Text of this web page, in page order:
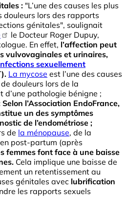
: "L’une des causes les plus
douleurs lors des rapports
génitales", soulignait
le Docteur Roger Dupuy,
En effet, l’affection peut
vulvovaginales et urinaires,
sexuellement
La mycose est l’une des causes
douleurs lors de la
d’une pathologie bénigne ;
Selon l’Association EndoFrance,
un des symptômes
de l’endométriose ;
de la ménopause, de la
post-partum (après
femmes font face à une baisse
Cela implique une baisse de
un retentissement au
génitales avec lubrification
les rapports sexuels